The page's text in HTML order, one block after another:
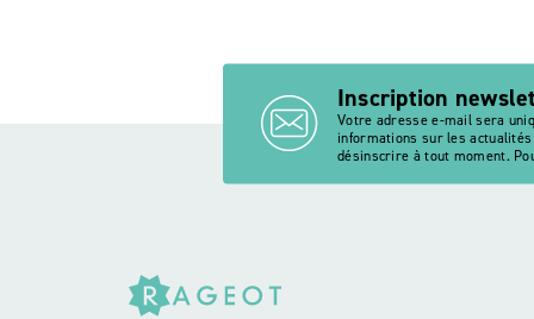
Inscription
Votre adresse e-mail sera
informations sur les actualités
désinscrire à tout moment.